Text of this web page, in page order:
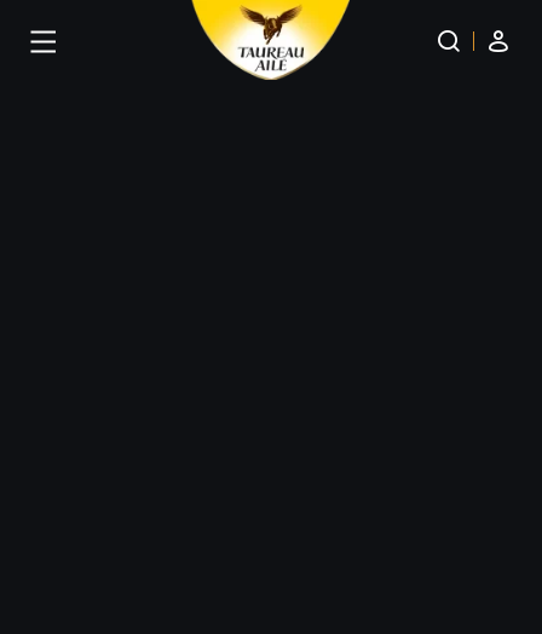
Panneau de gestion des cookies